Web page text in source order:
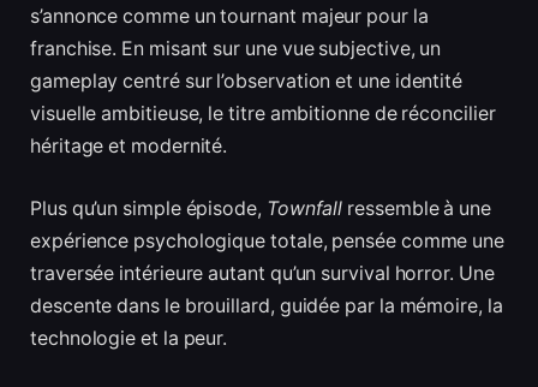
s’annonce comme un tournant majeur pour la
franchise. En misant sur une vue subjective, un
gameplay centré sur l’observation et une identité
visuelle ambitieuse, le titre ambitionne de réconcilier
héritage et modernité.
Plus qu’un simple épisode, Townfall ressemble à une
expérience psychologique totale, pensée comme une
traversée intérieure autant qu’un survival horror. Une
descente dans le brouillard, guidée par la mémoire, la
technologie et la peur.